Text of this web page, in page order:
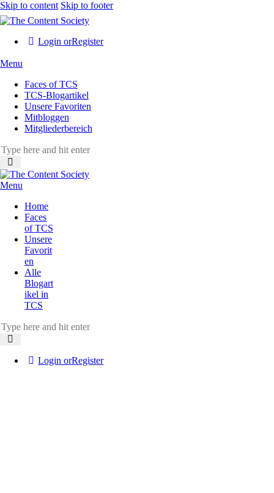
Skip to content Skip to footer
Login orRegister
Menu
Faces of TCS
TCS-Blogartikel
Unsere Favoriten
Mitbloggen
Mitgliederbereich
Menu
Home
Faces
of TCS
Unsere
Favorit
en
Alle
Blogart
ikel in
TCS
Login orRegister